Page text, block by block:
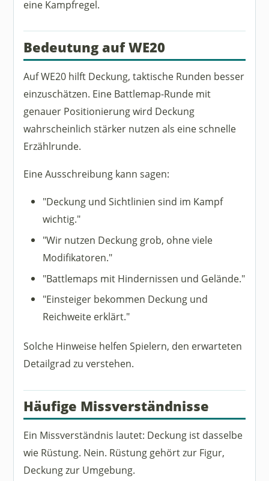
eine Kampfregel.
Bedeutung auf WE20
Auf WE20 hilft Deckung, taktische Runden besser
einzuschätzen. Eine Battlemap-Runde mit
genauer Positionierung wird Deckung
wahrscheinlich stärker nutzen als eine schnelle
Erzählrunde.
Eine Ausschreibung kann sagen:
"Deckung und Sichtlinien sind im Kampf
wichtig."
"Wir nutzen Deckung grob, ohne viele
Modifikatoren."
"Battlemaps mit Hindernissen und Gelände."
"Einsteiger bekommen Deckung und
Reichweite erklärt."
Solche Hinweise helfen Spielern, den erwarteten
Detailgrad zu verstehen.
Häufige Missverständnisse
Ein Missverständnis lautet: Deckung ist dasselbe
wie Rüstung. Nein. Rüstung gehört zur Figur,
Deckung zur Umgebung.